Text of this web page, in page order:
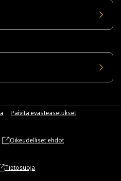
Päivitä evästeasetukset
Oikeudelliset ehdot
Tietosuoja